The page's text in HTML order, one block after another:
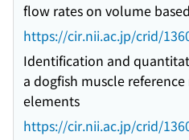
flow rates on volume
https://cir.nii.ac.jp/crid/
Identification and
a dogfish muscle
elements
https://cir.nii.ac.jp/crid/